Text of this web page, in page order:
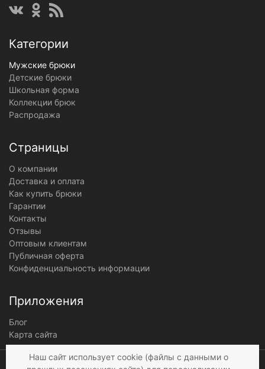
Категории
Мужские брюки
Детские брюки
Школьная форма
Коллекции брюк
Распродажа
Страницы
О компании
Доставка и оплата
Как купить брюки
Гарантии
Контакты
Отзывы
Оптовым клиентам
Публичная оферта
Конфиденциальность информации
Приложения
Блог
Карта сайта
Мы получаем и
Наш сайт использует cookie (файлы с данными о